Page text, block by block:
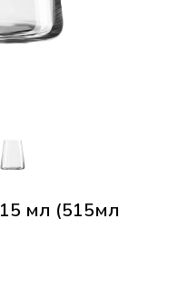
мл (515мл